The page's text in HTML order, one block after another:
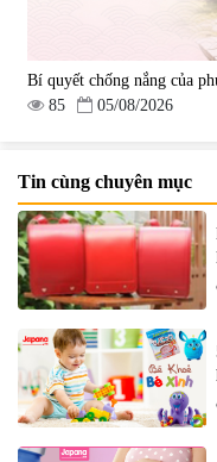
Bí quyết chống nắng của
85
05/08/2026
Tin cùng chuyên mục